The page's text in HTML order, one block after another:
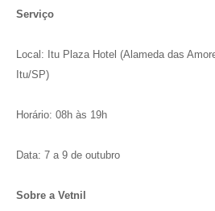
Serviço
Local: Itu Plaza Hotel (Alameda das
Itu/SP)
Horário: 08h às 19h
Data: 7 a 9 de outubro
Sobre a Vetnil